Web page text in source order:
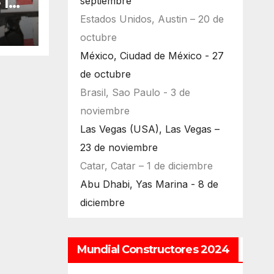
Estados Unidos, Austin – 20 de
octubre
México, Ciudad de México - 27
de octubre
Brasil, Sao Paulo - 3 de
noviembre
Las Vegas (USA), Las Vegas –
23 de noviembre
Catar, Catar – 1 de diciembre
Abu Dhabi, Yas Marina - 8 de
diciembre
Mundial Constructores 2024